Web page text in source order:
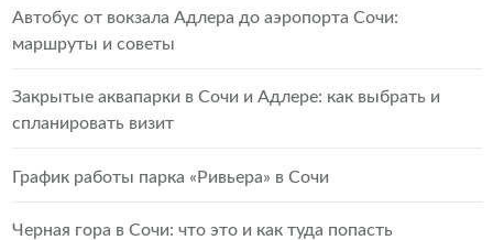
Автобус от вокзала Адлера до аэропорта Сочи:
маршруты и советы
Закрытые аквапарки в Сочи и Адлере: как выбрать и
спланировать визит
График работы парка «Ривьера» в Сочи
Черная гора в Сочи: что это и как туда попасть